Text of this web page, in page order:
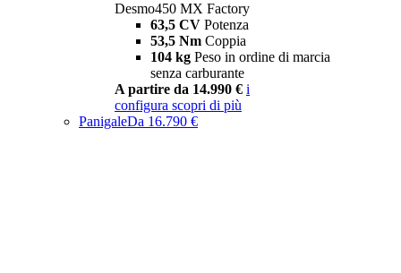
Desmo450 MX Factory
63,5 CV Potenza
53,5 Nm Coppia
104 kg Peso in ordine di marcia
senza carburante
A partire da 14.990 € i
configura scopri di più
PanigaleDa 16.790 €